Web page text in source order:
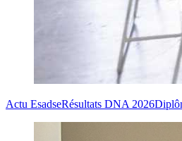
Actu EsadseRésultats DNA 2026